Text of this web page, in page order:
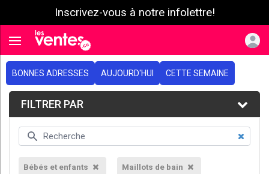
Inscrivez-vous à notre infolettre!
Toggle navigation
BONNES ADRESSES AUJOURD'HUI CETTE SEMAINE
FILTRER PAR
Bébés et enfants Maillots de bain